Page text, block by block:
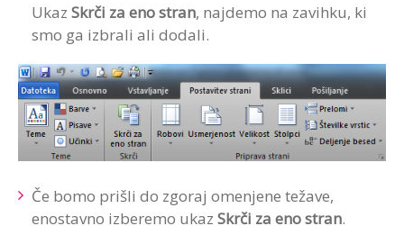
Ukaz Skrči za eno stran, najdemo na zavihku, ki
smo ga izbrali ali dodali.
Če bomo prišli do zgoraj omenjene težave,
enostavno izberemo ukaz Skrči za eno stran.